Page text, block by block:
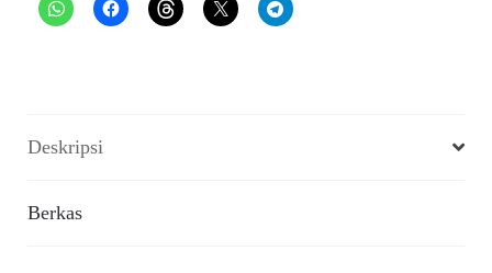
Romantika,
Deskripsi
Berkas